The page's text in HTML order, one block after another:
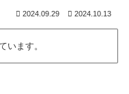
2024.09.29 2024.10.13
います。